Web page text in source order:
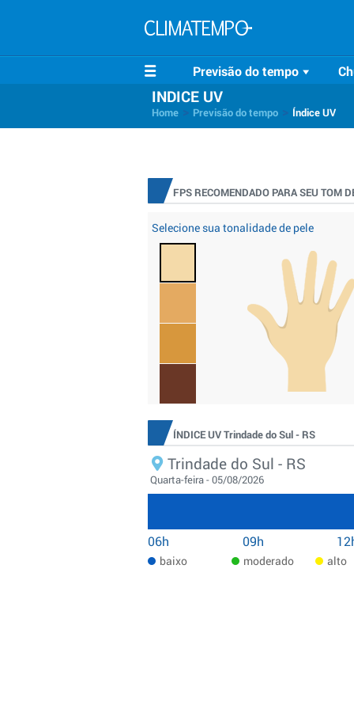
Previsão do tempo
INDICE UV
Home Previsão do tempo Índice UV
FPS RECOMENDADO PARA SEU TOM
Selecione sua tonalidade de pele
ÍNDICE UV Trindade do Sul - RS
Trindade do Sul - RS
Quarta-feira - 05/08/2026
06h 09h
baixo moderado alto